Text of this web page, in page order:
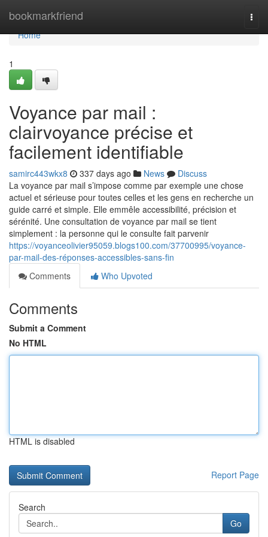
bookmarkfriend
Home
Home
1
Voyance par mail :
clairvoyance précise et
facilement identifiable
samirc443wkx8 337 days ago News
Discuss
La voyance par mail s’impose comme par exemple une chose
actuel et sérieuse pour toutes celles et les gens en recherche un
guide carré et simple. Elle emmêle accessibilité, précision et
sérénité. Une consultation de voyance par mail se tient
simplement : la personne qui le consulte fait parvenir
https://voyanceolivier95059.blogs100.com/37700995/voyance-
par-mail-des-réponses-accessibles-sans-fin
Comments
Who Upvoted
Comments
Submit a Comment
No HTML
HTML is disabled
Report Page
Search
Go